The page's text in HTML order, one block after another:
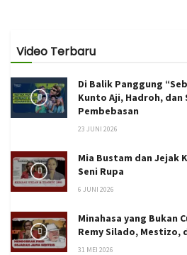
Video Terbaru
Di Balik Panggung
Kunto Aji, Hadroh,
Pembebasan
23 JUNI 2026
Mia Bustam dan Jejak
Seni Rupa
6 JUNI 2026
Minahasa yang Bukan
Remy Silado, Mestizo,
31 MEI 2026